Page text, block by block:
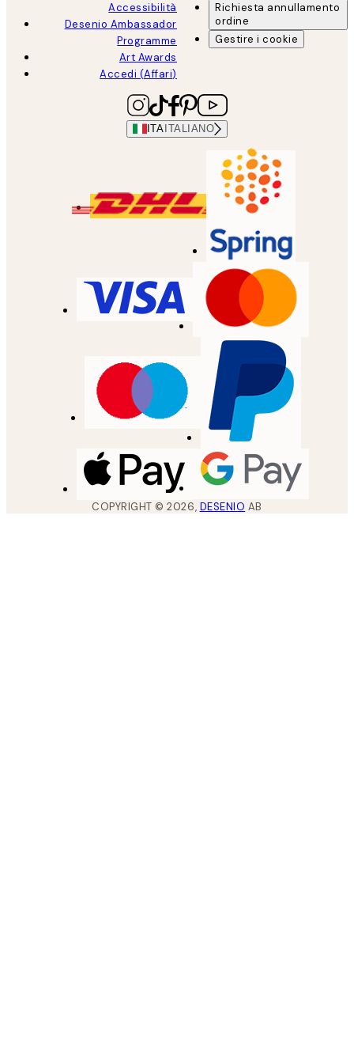
Accessibilità
Desenio Ambassador
Programme
Art Awards
Accedi (Affari)
Richiesta annullamento
ordine
Gestire i cookie
ITA ITALIANO
COPYRIGHT ©2026, DESENIO AB